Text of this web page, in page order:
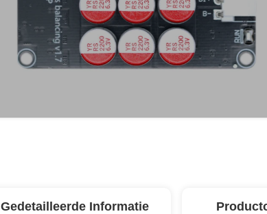
Gedetailleerde Informatie